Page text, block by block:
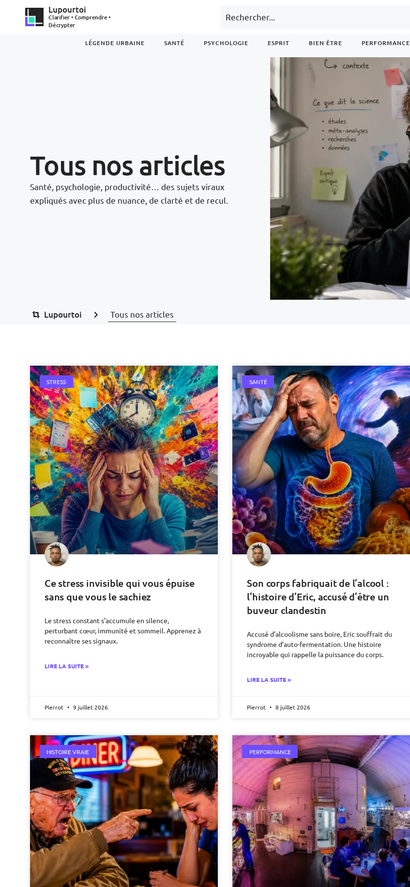
Lupourtoi
Clarifier • Comprendre •
Décrypter
LÉGENDE URBAINE SANTÉ PSYCHOLOGIE ESPRIT BIEN ÊTRE PERFORMANCE
Tous nos articles
Santé, psychologie, productivité… des sujets viraux
expliqués avec plus de nuance, de clarté et de recul.
Lupourtoi Tous nos articles
STRESS
Ce stress invisible qui vous épuise
sans que vous le sachiez
Le stress constant s’accumule en silence,
perturbant cœur, immunité et sommeil. Apprenez à
reconnaître ses signaux.
LIRE LA SUITE »
Pierrot 9 juillet 2026
SANTÉ
Son corps fabriquait de l’alcool :
l’histoire d’Eric, accusé d’être un
buveur clandestin
Accusé d’alcoolisme sans boire, Eric souffrait du
syndrome d’auto-fermentation. Une histoire
incroyable qui rappelle la puissance du corps.
LIRE LA SUITE »
Pierrot 8 juillet 2026
HISTOIRE VRAIE PERFORMANCE